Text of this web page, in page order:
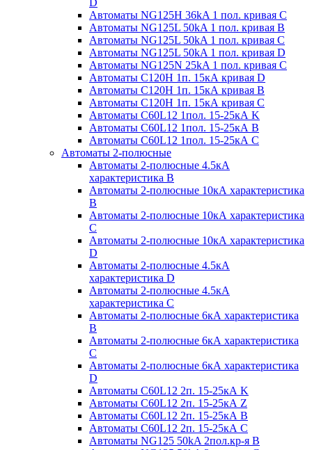
Автоматы NG125H 36kA 1 пол. кривая C
Автоматы NG125L 50kA 1 пол. кривая B
Автоматы NG125L 50kA 1 пол. кривая C
Автоматы NG125L 50kA 1 пол. кривая D
Автоматы NG125N 25kA 1 пол. кривая C
Автоматы С120H 1п. 15кА кривая D
Автоматы С120H 1п. 15кА кривая В
Автоматы С120H 1п. 15кА кривая С
Автоматы С60L12 1пол. 15-25кА K
Автоматы С60L12 1пол. 15-25кА В
Автоматы С60L12 1пол. 15-25кА С
Автоматы 2-полюсные
Автоматы 2-полюсные 4.5кА
характеристика В
Автоматы 2-полюсные 10кА характеристика
B
Автоматы 2-полюсные 10кА характеристика
C
Автоматы 2-полюсные 10кА характеристика
D
Автоматы 2-полюсные 4.5кА
характеристика D
Автоматы 2-полюсные 4.5кА
характеристика С
Автоматы 2-полюсные 6кА характеристика
B
Автоматы 2-полюсные 6кА характеристика
C
Автоматы 2-полюсные 6кА характеристика
D
Автоматы C60L12 2п. 15-25кА K
Автоматы C60L12 2п. 15-25кА Z
Автоматы C60L12 2п. 15-25кА B
Автоматы C60L12 2п. 15-25кА C
Автоматы NG125 50kA 2пол.кр-я B